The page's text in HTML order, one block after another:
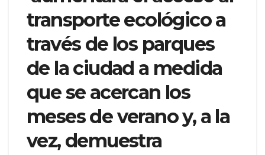
transporte ecológico a
través de los parques
de la ciudad a medida
que se acercan los
meses de verano y, a la
vez, demuestra